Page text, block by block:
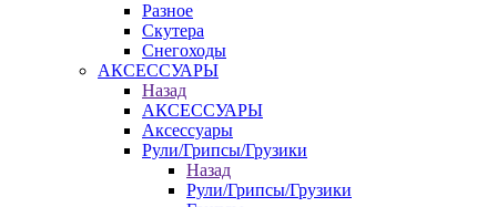
Разное
Скутера
Снегоходы
АКСЕССУАРЫ
Назад
АКСЕССУАРЫ
Аксессуары
Рули/Грипсы/Грузики
Назад
Рули/Грипсы/Грузики